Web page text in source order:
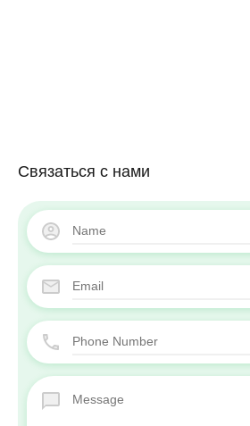
Связаться с нами